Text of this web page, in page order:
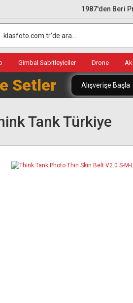
1987'den Beri
Gimbal Sabitleyiciler Drone
Setler Alışverişe Başla
Tank Türkiye